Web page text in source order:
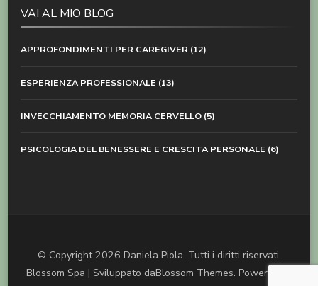
VAI AL MIO BLOG
APPROFONDIMENTI PER CAREGIVER (12)
ESPERIENZA PROFESSIONALE (13)
INVECCHIAMENTO MEMORIA CERVELLO (5)
PSICOLOGIA DEL BENESSERE E CRESCITA PERSONALE (6)
© Copyright 2026 Daniela Piola. Tutti i diritti riservati.
Blossom Spa | Sviluppato daBlossom Themes. Powered by